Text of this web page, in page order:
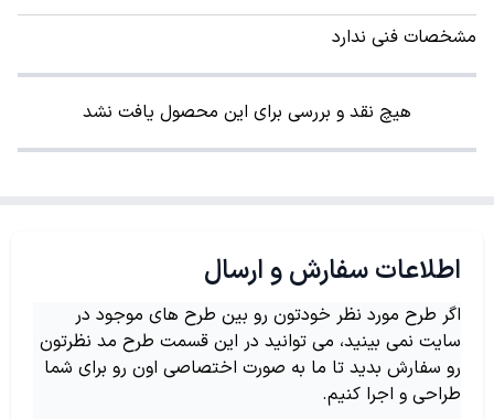
مشخصات فنی ندارد
هیچ نقد و بررسی برای این محصول یافت نشد
اطلاعات سفارش و ارسال
اگر طرح مورد نظر خودتون رو بین طرح های موجود در
سایت نمی بینید، می توانید در این قسمت طرح مد نظرتون
رو سفارش بدید تا ما به صورت اختصاصی اون رو برای شما
طراحی و اجرا کنیم.